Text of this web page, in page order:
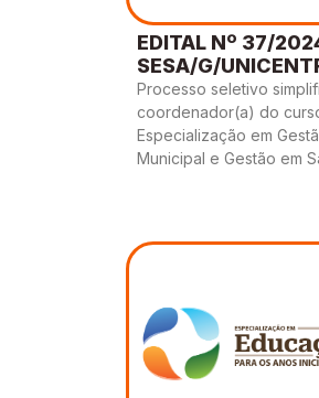
EDITAL Nº 37/
SESA/G/
Processo seletivo
coordenador(a) do
Especialização em
Municipal e Gestão em